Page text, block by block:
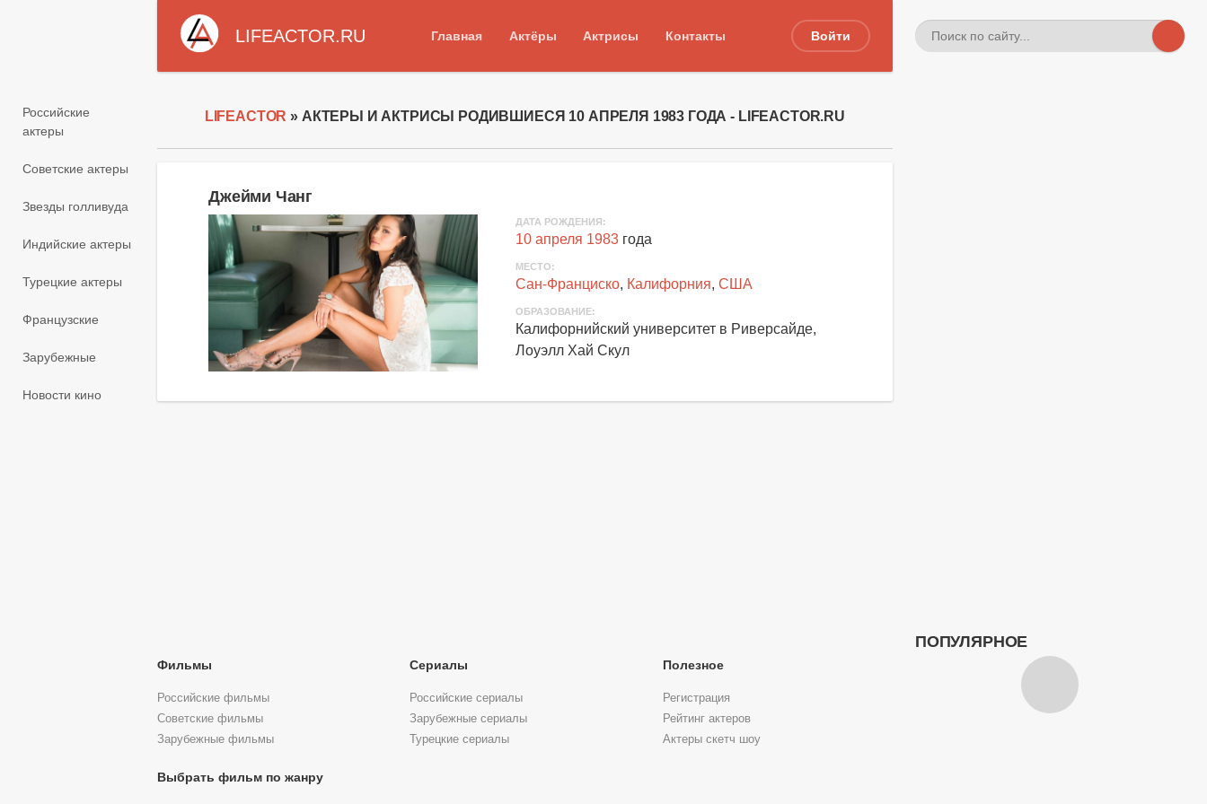
LIFEACTOR.RU Главная Актёры Актрисы Контакты Войти
Российские
актеры
Советские актеры
Звезды голливуда
Индийские актеры
Турецкие актеры
Французские
Зарубежные
Новости кино
LIFEACTOR » АКТЕРЫ И АКТРИСЫ РОДИВШИЕСЯ 10 АПРЕЛЯ 1983 ГОДА - LIFEACTOR.RU
Джейми Чанг
ДАТА РОЖДЕНИЯ:
10 апреля 1983 года
МЕСТО:
Сан-Франциско, Калифорния,США
ОБРАЗОВАНИЕ:
Калифорнийский университет в Риверсайде,
Лоуэлл Хай Скул
ПОПУЛЯРНОЕ
Фильмы
Российские фильмы
Советские фильмы
Зарубежные фильмы
Сериалы
Российские сериалы
Зарубежные сериалы
Турецкие сериалы
Полезное
Регистрация
Рейтинг актеров
Актеры скетч шоу
Выбрать фильм по жанру